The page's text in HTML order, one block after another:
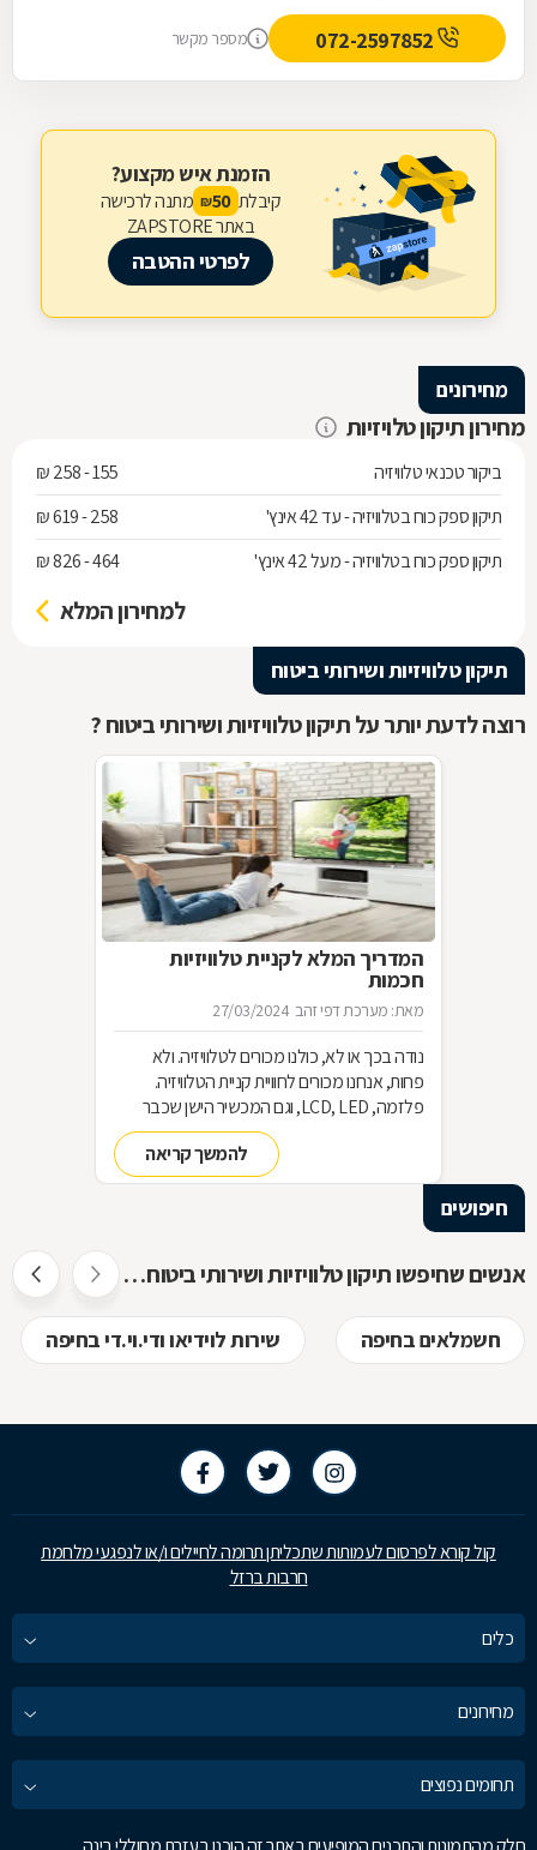
מספר מקשר
הזמנת איש מקצוע?
קיבלת 50
₪ מתנה לרכישה
באתר ZAPSTORE
לפרטי ההטבה
מחירונים
מחירון תיקון טלויזיות
ביקור טכנאי טלוויזיה
155 - 258 ₪
תיקון ספק כוח בטלוויזיה - עד 42 אינץ'
258 - 619 ₪
תיקון ספק כוח בטלוויזיה - מעל 42 אינץ'
464 - 826 ₪
למחירון המלא
תיקון טלוויזיות ושירותי ביטוח
רוצה לדעת יותר על תיקון טלוויזיות ושירותי ביטוח ?
המדריך המלא לקניית טלוויזיות
חכמות
מאת: מערכת דפי זהב 27/03/2024
נודה בכך או לא, כולנו מכורים לטלוויזיה. ולא
פחות, אנחנו מכורים לחוויית קניית הטלוויזיה.
פלזמה, LCD, LED, וגם המכשיר הישן שכבר
שכחנו את שמו. כל כך הרבה אפשרויות וכל כך
מעט זמן. אז בשביל זה אנחנו כאןלהמשך קריאה
חיפושים
אנשים שחיפשו תיקון טלוויזיות ושירותי ביטוח חיפשו גם
חשמלאים בחיפה שירות לוידיאו ודי.וי.די בחיפה
קול קורא לפרסום לעמותות שתכליתן תרומה לחיילים ו/או לנפגעי מלחמת
חרבות ברזל
כלים
מחירונים
תחומים נפוצים